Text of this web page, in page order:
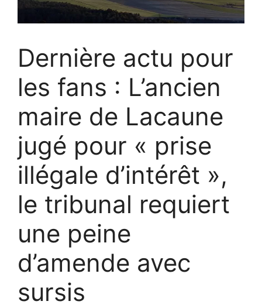
Dernière actu pour
les fans : L’ancien
maire de Lacaune
jugé pour « prise
illégale d’intérêt »,
le tribunal requiert
une peine
d’amende avec
sursis